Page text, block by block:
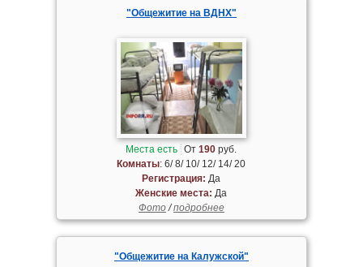
"Общежитие на ВДНХ"
Места есть От190 руб.
Комнаты: 6/ 8/ 10/ 12/ 14/ 20
Регистрация: Да
Женские места: Да
Фото/подробнее
"Общежитие на Калужской"